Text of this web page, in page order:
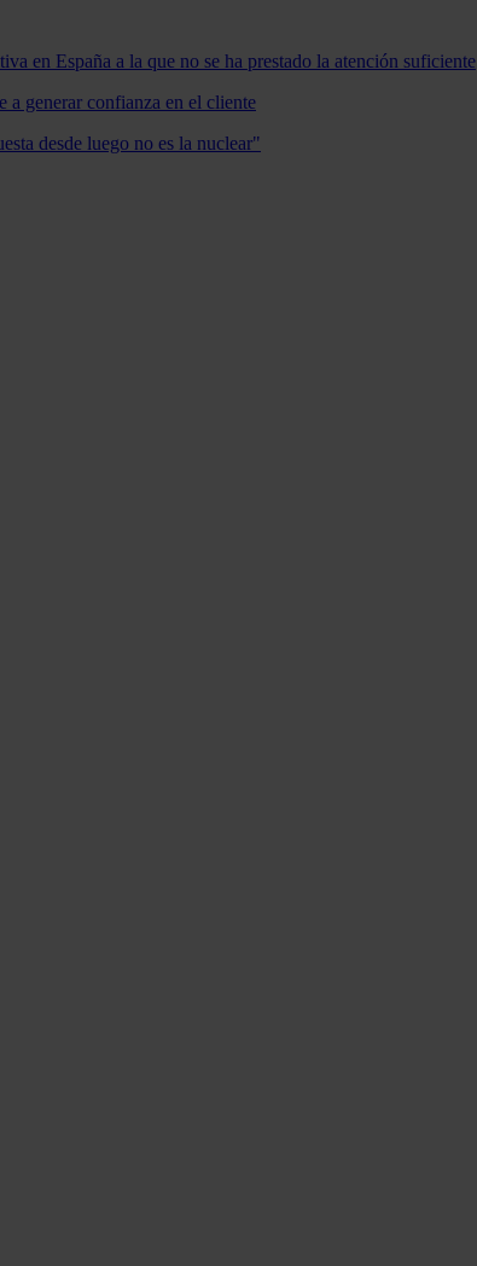
en España a la que no se ha prestado la atención suficiente
generar confianza en el cliente
desde luego no es la nuclear"